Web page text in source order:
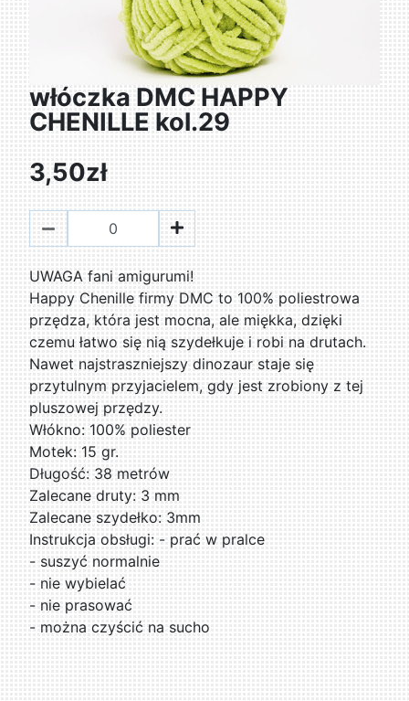
włóczka DMC HAPPY
CHENILLE kol.29
3,50zł
UWAGA fani amigurumi!
Happy Chenille firmy DMC to 100% poliestrowa
przędza, która jest mocna, ale miękka, dzięki
czemu łatwo się nią szydełkuje i robi na drutach.
Nawet najstraszniejszy dinozaur staje się
przytulnym przyjacielem, gdy jest zrobiony z tej
pluszowej przędzy.
Włókno: 100% poliester
Motek: 15 gr.
Długość: 38 metrów
Zalecane druty: 3 mm
Zalecane szydełko: 3mm
Instrukcja obsługi: - prać w pralce
- suszyć normalnie
- nie wybielać
- nie prasować
- można czyścić na sucho